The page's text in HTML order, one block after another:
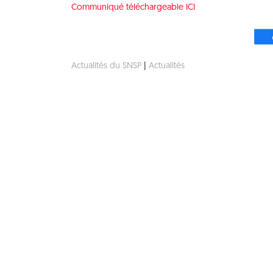
Communiqué téléchargeable ICI
Actualités du SNSP Actualités